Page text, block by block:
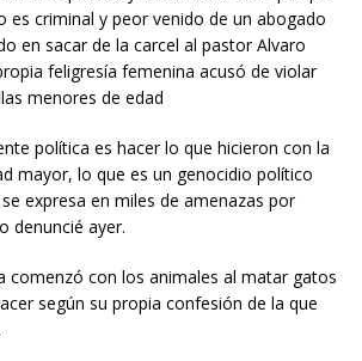
es criminal y peor venido de un abogado
en sacar de la carcel al pastor Alvaro
feligresía femenina acusó de violar
menores de edad
política es hacer lo que hicieron con la
mayor, lo que es un genocidio político
expresa en miles de amenazas por
denuncié ayer.
comenzó con los animales al matar gatos
según su propia confesión de la que